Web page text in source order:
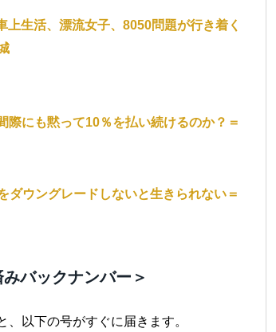
生活、漂流女子、8050問題が行き着く
にも黙って10％を払い続けるのか？＝
ダウングレードしないと生きられない＝
バックナンバー＞
以下の号がすぐに届きます。